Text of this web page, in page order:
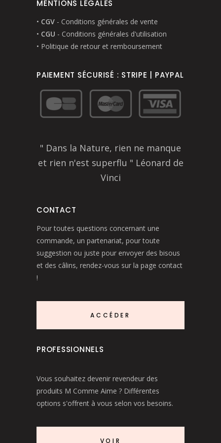
MENTIONS LÉGALES
• CGV - Conditions générales de vente
• CGU - Conditions générales d'utilisation
• Politique de retour et remboursement
PAIEMENT SÉCURISÉ : STRIPE | PAYPAL
" Dans la Nature, rien ne manque
et rien n'est superflu " Léonard de
Vinci
CONTACT
Pour toutes questions concernant une
commande, un partenariat, pour toute
suggestion ou juste pour envoyer des bisous
et des câlins, rendez-vous sur la page contact
!
ACCÉDER
PROFESSIONNELS
Vous souhaitez devenir revendeur des
produits M Comme Aime ? Différentes
options s'offrent à vous selon vos besoins.
VOIR